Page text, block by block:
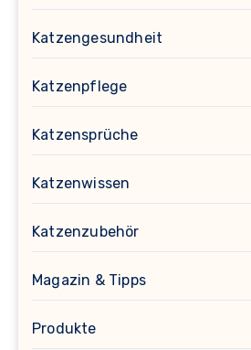
Katzengesundheit
Katzenpflege
Katzensprüche
Katzenwissen
Katzenzubehör
Magazin & Tipps
Produkte